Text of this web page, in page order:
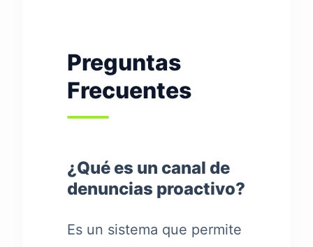
Preguntas
Frecuentes
¿Qué es un canal de
denuncias proactivo?
Es un sistema que permite